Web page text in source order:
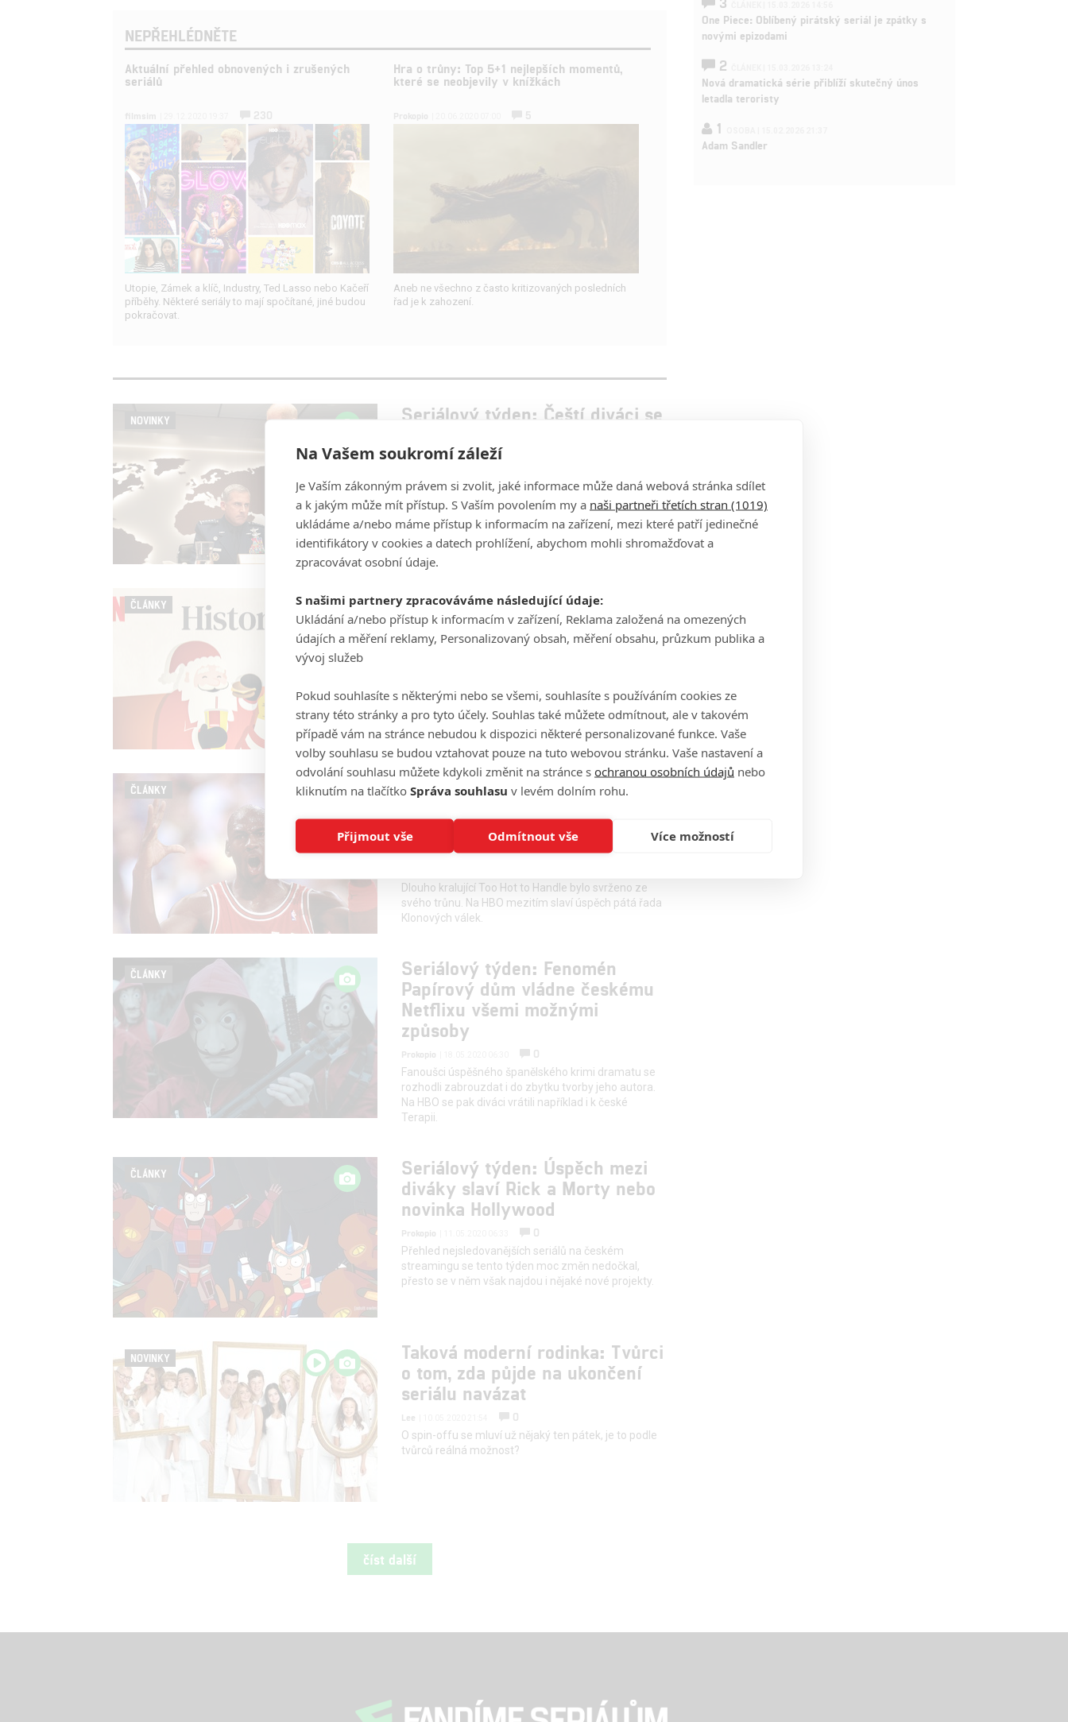
NEPŘEHLÉDNĚTE
Aktuální přehled obnovených i zrušených
seriálů
Utopie, Zámek a klíč, Industry, Ted Lasso nebo Kačeří
příběhy. Některé seriály to mají spočítané, jiné budou
pokračovat.
Hra o trůny: Top 5+1 nejlepších momentů,
které se neobjevily v knížkách
Aneb ne všechno z často kritizovaných posledních
řad je k zahození.
NOVINKY
Seriálový týden: Čeští diváci se
vesmírného nasazení
Prokopio | 08.06.2020 06:30
0
Novinka od tvůrců Kanclu se těší velké oblibě, ke konci
týdne však musela ustoupit 13 Reason Why. Na HBO
si diváci našli cestu i k originálnímu projektu
platformy HBO Max.
ČLÁNKY
Seriálový týden: Netflix v
posledních dnech ovládly
dokumentární série
Snowpiercer nebo komediální Jednotky vesmírného
nasazení. Na HBO svou popularitu potvrdily Klonové
války ze světa Star Wars.
ČLÁNKY
Seriálový týden: Dokument o
Michaelu Jordanovi se stal
nejsledovanějším seriálem na
českém Netflixu
Dlouho kralující Too Hot to Handle bylo svrženo ze
svého trůnu. Na HBO mezitím slaví úspěch pátá řada
Klonových válek.
ČLÁNKY
Seriálový týden: Fenomén
Papírový dům vládne českému
Netflixu všemi možnými
způsoby
Prokopio
0
Fanoušci úspěšného španělského krimi dramatu se
rozhodli zabrouzdat i do zbytku tvorby jeho autora.
Na HBO se pak diváci vrátili například i k české
Terapii.
ČLÁNKY
Seriálový týden: Úspěch mezi
diváky slaví Rick a Morty nebo
novinka Hollywood
Prokopio
0
Přehled nejsledovanějších seriálů na českém
streamingu se tento týden moc změn nedočkal,
přesto se v něm však najdou i nějaké nové projekty.
NOVINKY
Taková moderní rodinka: Tvůrci
o tom, zda půjde na ukončení
seriálu navázat
Lee
0
O spin-offu se mluví už nějaký ten pátek, je to podle
tvůrců reálná možnost?
číst další
One Piece: Oblíbený pirátský seriál je zpátky s
novými epizodami
2
Nová dramatická série přiblíží skutečný únos
letadla teroristy
1
Adam Sandler
Na Vašem soukromí záleží
Je Vaším zákonným právem si zvolit, jaké informace může daná webová stránka sdílet
a k jakým může mít přístup. S Vaším povolením my a naši partneři třetích stran (1019)
ukládáme a/nebo máme přístup k informacím na zařízení, mezi které patří jedinečné
identifikátory v cookies a datech prohlížení, abychom mohli shromažďovat a
zpracovávat osobní údaje.
S našimi partnery zpracováváme následující údaje:
Ukládání a/nebo přístup k informacím v zařízení, Reklama založená na omezených
údajích a měření reklamy, Personalizovaný obsah, měření obsahu, průzkum publika a
vývoj služeb
Pokud souhlasíte s některými nebo se všemi, souhlasíte s používáním cookies ze
strany této stránky a pro tyto účely. Souhlas také můžete odmítnout, ale v takovém
případě vám na stránce nebudou k dispozici některé personalizované funkce. Vaše
volby souhlasu se budou vztahovat pouze na tuto webovou stránku. Vaše nastavení a
odvolání souhlasu můžete kdykoli změnit na stránce s ochranou osobních údajů nebo
kliknutím na tlačítko Správa souhlasu v levém dolním rohu.
Přijmout vše Odmítnout vše Více možností